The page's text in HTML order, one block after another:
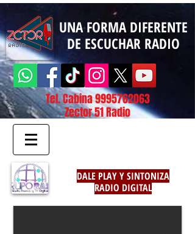
UNA FORMA DIFERENTE
DE ESCUCHAR RADIO
Tel. Cabina9995762063
Zector 51 Radio
DALE PLAY Y SINTONIZA
RADIO DIGITAL